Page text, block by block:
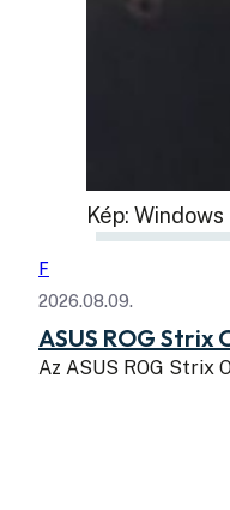
Kép:
F
2026.08.09.
ASUS ROG Strix
Az ASUS ROG Strix